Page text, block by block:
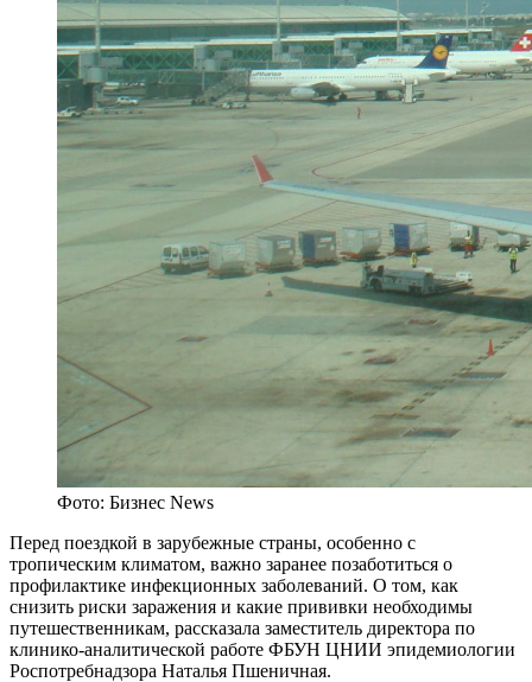
Фото: Бизнес News
Перед поездкой в зарубежные страны, особенно с
тропическим климатом, важно заранее позаботиться о
профилактике инфекционных заболеваний. О том, как
снизить риски заражения и какие прививки необходимы
путешественникам, рассказала заместитель директора по
клинико-аналитической работе ФБУН ЦНИИ эпидемиологии
Роспотребнадзора Наталья Пшеничная.